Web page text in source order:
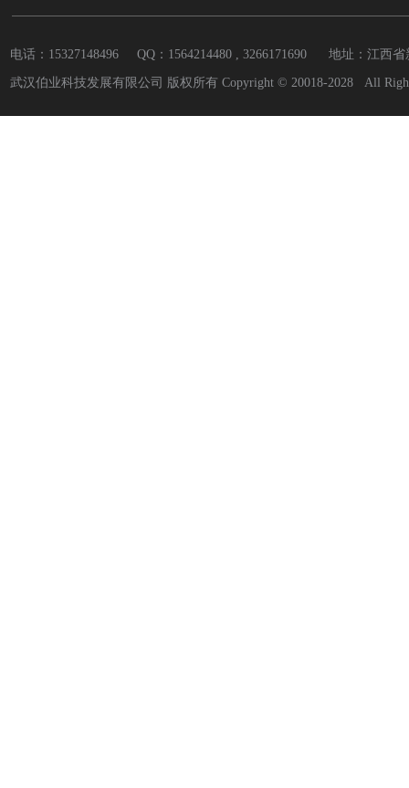
电话：15327148496 QQ： 1564214480 , 3266171690 地址：江西省
武汉伯业科技发展有限公司 版权所有 Copyright © 20018-2028 All